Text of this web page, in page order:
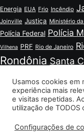
Energia EUA Frio Incêndio
Joinville Justiça Ministério
Polícia Federal Polícia
Vilhena PRF Rio de Janeiro
Rondônia Santa
Tráfico de Drogas Vacina
Usamos cookies em
experiência mais
e visitas repetidas.
utilização de TODOS
Configurações de